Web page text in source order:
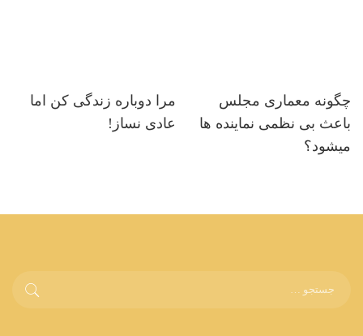
چگونه معماری مجلس
باعث بی نظمی نماینده ها
میشود؟
مرا دوباره زندگی کن اما
عادی نساز!